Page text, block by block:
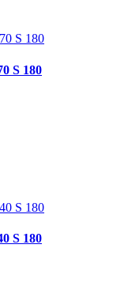
S 180
S 180